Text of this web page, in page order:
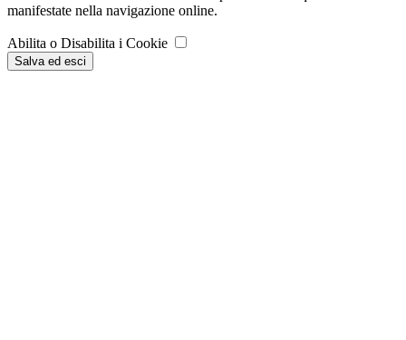
manifestate nella navigazione online.
Abilita o Disabilita i Cookie
Salva ed esci